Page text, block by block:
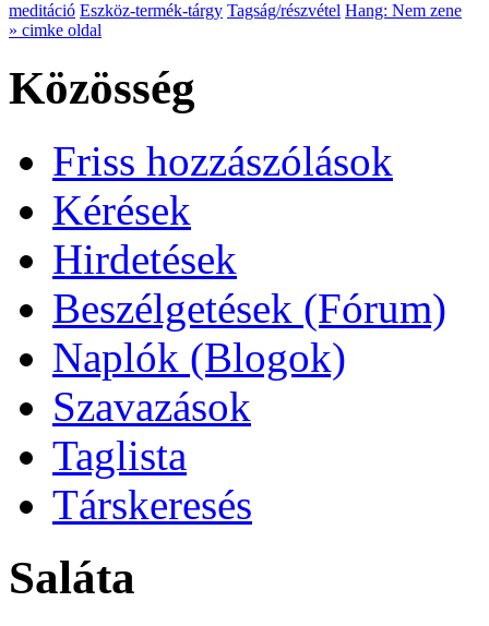
meditáció Eszköz-termék-tárgy Tagság/részvétel Hang: Nem zene
» cimke oldal
Közösség
Friss hozzászólások
Kérések
Hirdetések
Beszélgetések (Fórum)
Naplók (Blogok)
Szavazások
Taglista
Társkeresés
Saláta